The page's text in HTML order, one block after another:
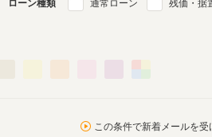
ローン種類 通常ローン 残価・据
この条件で新着メールを受